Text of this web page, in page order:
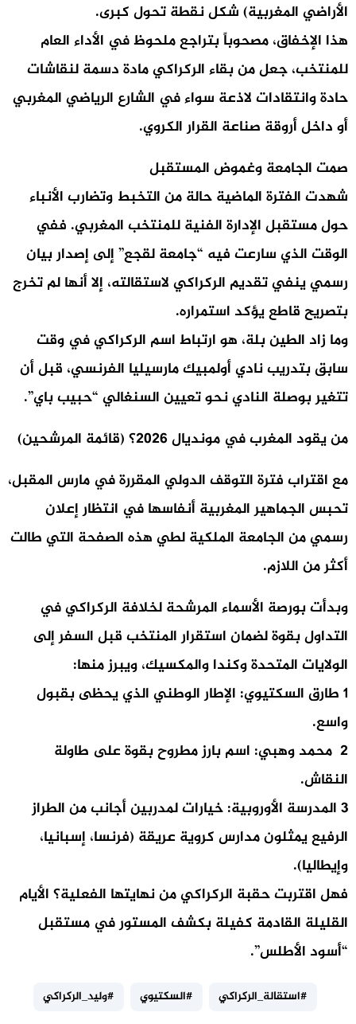
الأراضي المغربية) شكل نقطة تحول كبرى.
هذا الإخفاق، مصحوباً بتراجع ملحوظ في الأداء العام
للمنتخب، جعل من بقاء الركراكي مادة دسمة لنقاشات
حادة وانتقادات لاذعة سواء في الشارع الرياضي المغربي
أو داخل أروقة صناعة القرار الكروي.
صمت الجامعة وغموض المستقبل
شهدت الفترة الماضية حالة من التخبط وتضارب الأنباء
حول مستقبل الإدارة الفنية للمنتخب المغربي. ففي
الوقت الذي سارعت فيه “جامعة لقجع” إلى إصدار بيان
رسمي ينفي تقديم الركراكي لاستقالته، إلا أنها لم تخرج
بتصريح قاطع يؤكد استمراره.
وما زاد الطين بلة، هو ارتباط اسم الركراكي في وقت
سابق بتدريب نادي أولمبيك مارسيليا الفرنسي، قبل أن
تتغير بوصلة النادي نحو تعيين السنغالي “حبيب باي”.
من يقود المغرب في مونديال 2026؟ (قائمة المرشحين)
مع اقتراب فترة التوقف الدولي المقررة في مارس المقبل،
تحبس الجماهير المغربية أنفاسها في انتظار إعلان
رسمي من الجامعة الملكية لطي هذه الصفحة التي طالت
أكثر من اللازم.
وبدأت بورصة الأسماء المرشحة لخلافة الركراكي في
التداول بقوة لضمان استقرار المنتخب قبل السفر إلى
الولايات المتحدة وكندا والمكسيك، ويبرز منها:
1 طارق السكتيوي: الإطار الوطني الذي يحظى بقبول
واسع.
2 محمد وهبي: اسم بارز مطروح بقوة على طاولة
النقاش.
3 المدرسة الأوروبية: خيارات لمدربين أجانب من الطراز
الرفيع يمثلون مدارس كروية عريقة (فرنسا، إسبانيا،
وإيطاليا).
فهل اقتربت حقبة الركراكي من نهايتها الفعلية؟ الأيام
القليلة القادمة كفيلة بكشف المستور في مستقبل
“أسود الأطلس”.
#استقالة_الركراكي #السكتيوي #وليد_الركراكي